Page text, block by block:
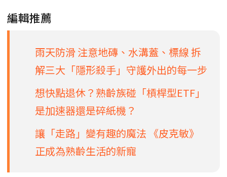
編輯推薦
雨天防滑 注意地磚、水溝蓋、標線 拆
解三大「隱形殺手」守護外出的每一步
想快點退休？熟齡族碰「槓桿型ETF」
是加速器還是碎紙機？
讓「走路」變有趣的魔法 《皮克敏》
正成為熟齡生活的新寵